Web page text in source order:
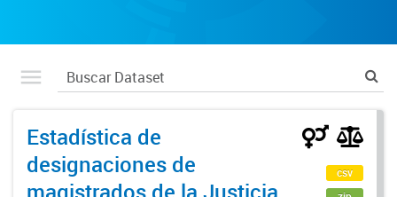
Estadística de
designaciones de
csv